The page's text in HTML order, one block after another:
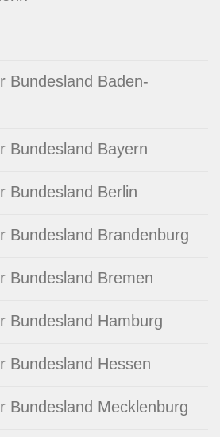
Bundesland Baden-
Bundesland Bayern
Bundesland Berlin
Bundesland Brandenburg
Bundesland Bremen
Bundesland Hamburg
Bundesland Hessen
Bundesland Mecklenburg